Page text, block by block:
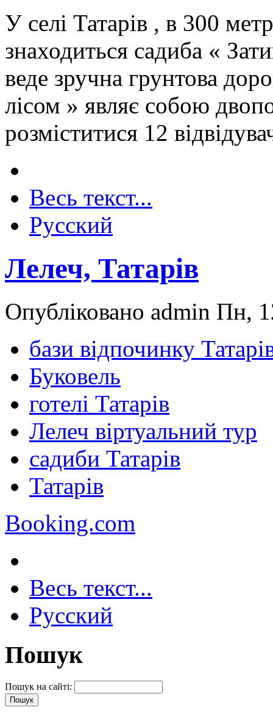
У селі Татарів , в 300
знаходиться садиба «
веде зручна грунтова
лісом » являє собою
розміститися 12
Весь текст...
Русский
Лелеч, Татарів
Опубліковано admin Пн,
бази відпочинку
Буковель
готелі Татарів
Лелеч віртуальний тур
садиби Татарів
Татарів
Booking.com
Весь текст...
Русский
Пошук
Пошук на сайті: